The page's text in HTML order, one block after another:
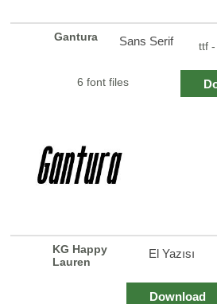
Gantura Sans Serif ttf
6 font files
KG Happy
Lauren
El Yazısı
Download